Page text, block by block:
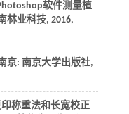
软件测量植
林业科技, 2016,
京: 南京大学出版社,
称重法和长宽校正